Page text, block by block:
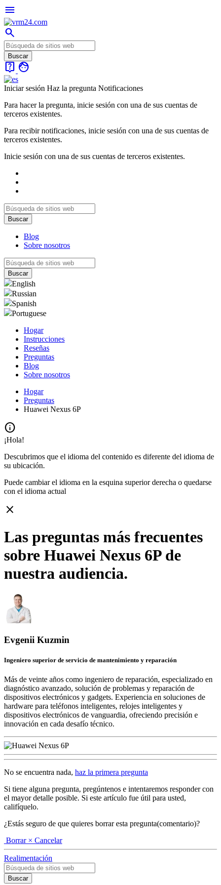
menu
search
live_help face
Iniciar sesión Haz la pregunta Notificaciones
Para hacer la pregunta, inicie sesión con una de sus cuentas de
terceros existentes.
Para recibir notificaciones, inicie sesión con una de sus cuentas de
terceros existentes.
Inicie sesión con una de sus cuentas de terceros existentes.
Blog
Sobre nosotros
English
Russian
Spanish
Portuguese
Hogar
Instrucciones
Reseñas
Preguntas
Blog
Sobre nosotros
Hogar
Preguntas
Huawei Nexus 6P
info
¡Hola!
Descubrimos que el idioma del contenido es diferente del idioma de
su ubicación.
Puede cambiar el idioma en la esquina superior derecha o quedarse
con el idioma actual
close
Las preguntas más frecuentes
sobre Huawei Nexus 6P de
nuestra audiencia.
Evgenii Kuzmin
Ingeniero superior de servicio de mantenimiento y reparación
Más de veinte años como ingeniero de reparación, especializado en
diagnóstico avanzado, solución de problemas y reparación de
dispositivos electrónicos y gadgets. Experiencia en soluciones de
hardware para teléfonos inteligentes, relojes inteligentes y
dispositivos electrónicos de vanguardia, ofreciendo precisión e
innovación en cada desafío técnico.
No se encuentra nada, haz la primera pregunta
Si tiene alguna pregunta, pregúntenos e intentaremos responder con
el mayor detalle posible. Si este artículo fue útil para usted,
califíquelo.
¿Estás seguro de que quieres borrar esta pregunta(comentario)?
Borrar × Cancelar
Realimentación